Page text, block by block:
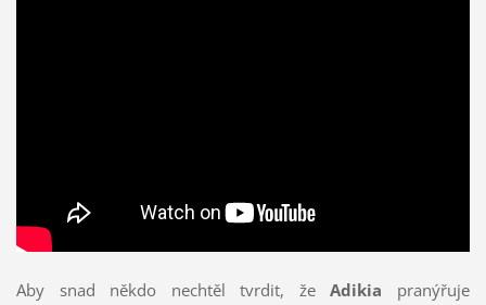
Aby snad někdo nechtěl tvrdit, žeAdikia pranýřuje